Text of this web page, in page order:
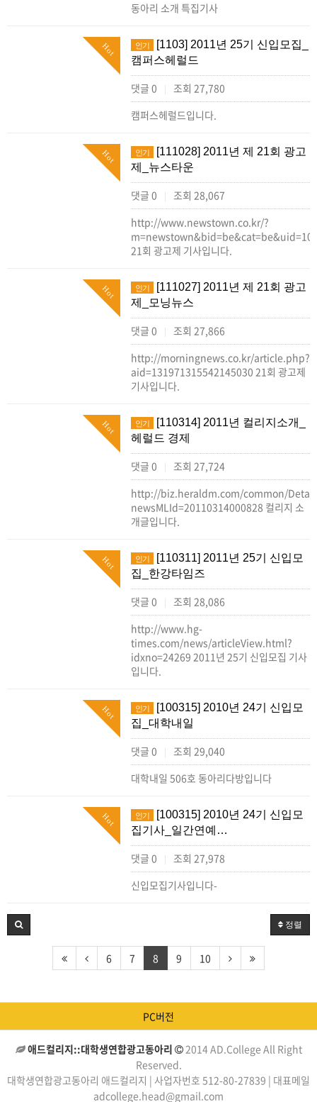
동아리 소개 특집기사
Hot 인기
[1103] 2011년 25기 신입모집_
캠퍼스헤럴드
댓글 0 |
조회 27,780
캠퍼스헤럴드입니다.
Hot 인기
[111028] 2011년 제 21회 광고
제_뉴스타운
댓글 0 |
조회 28,067
http://www.newstown.co.kr/?
21회 광고제 기사입니다.
Hot 인기
[111027] 2011년 제 21회 광고
제_모닝뉴스
댓글 0 |
조회 27,866
http://morningnews.co.kr/article.php?
aid=131971315542145030 21회 광고제
기사입니다.
Hot 인기
[110314] 2011년 컬리지소개_
헤럴드 경제
댓글 0 |
조회 27,724
http://biz.heraldm.com/common/
newsMLId=20110314000828 컬리지 소
개글입니다.
Hot 인기
[110311] 2011년 25기 신입모
집_한강타임즈
댓글 0 |
조회 28,086
http://www.hg-
times.com/news/articleView.html?
idxno=24269 2011년 25기 신입모집 기사
입니다.
Hot 인기
[100315] 2010년 24기 신입모
집_대학내일
댓글 0 |
조회 29,040
대학내일 506호 동아리다방입니다
Hot 인기
[100315] 2010년 24기 신입모
집기사_일간연예…
댓글 0 |
조회 27,978
신입모집기사입니다-
정렬
6 7 8 9 10
PC버전
애드컬리지::대학생연합광고동아리
2014 AD.College All Right
Reserved.
대학생연합광고동아리 애드컬리지 | 사업자번호 512-80-27839 | 대표메일
adcollege.head@gmail.com